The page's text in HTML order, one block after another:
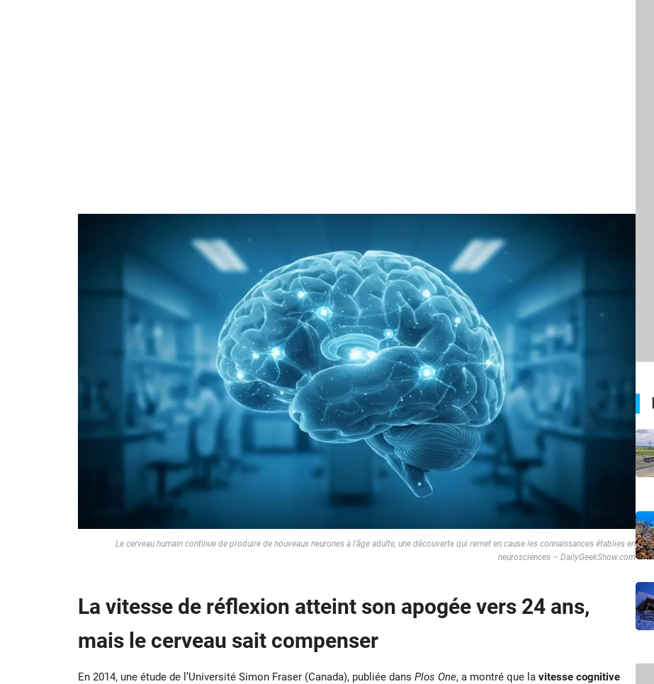
Le cerveau humain continue de produire de nouveaux neurones à l’âge adulte, une découverte qui remet en cause les connaissances établies en
neurosciences – DailyGeekShow.com
La vitesse de réflexion atteint son apogée vers 24 ans,
mais le cerveau sait compenser
En 2014, une étude de l’Université Simon Fraser (Canada), publiée dans Plos One, a montré que la vitesse cognitive